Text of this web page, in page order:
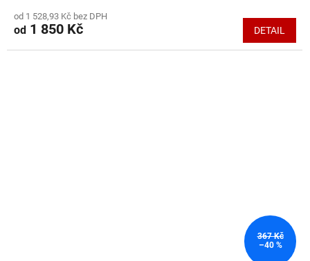
produktu
je
od 1 528,93 Kč bez DPH
od 1 850 Kč DETAIL
367 Kč
–40 %